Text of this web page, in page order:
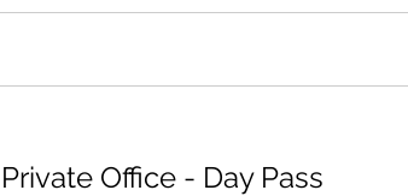
Private Office - Day Pass